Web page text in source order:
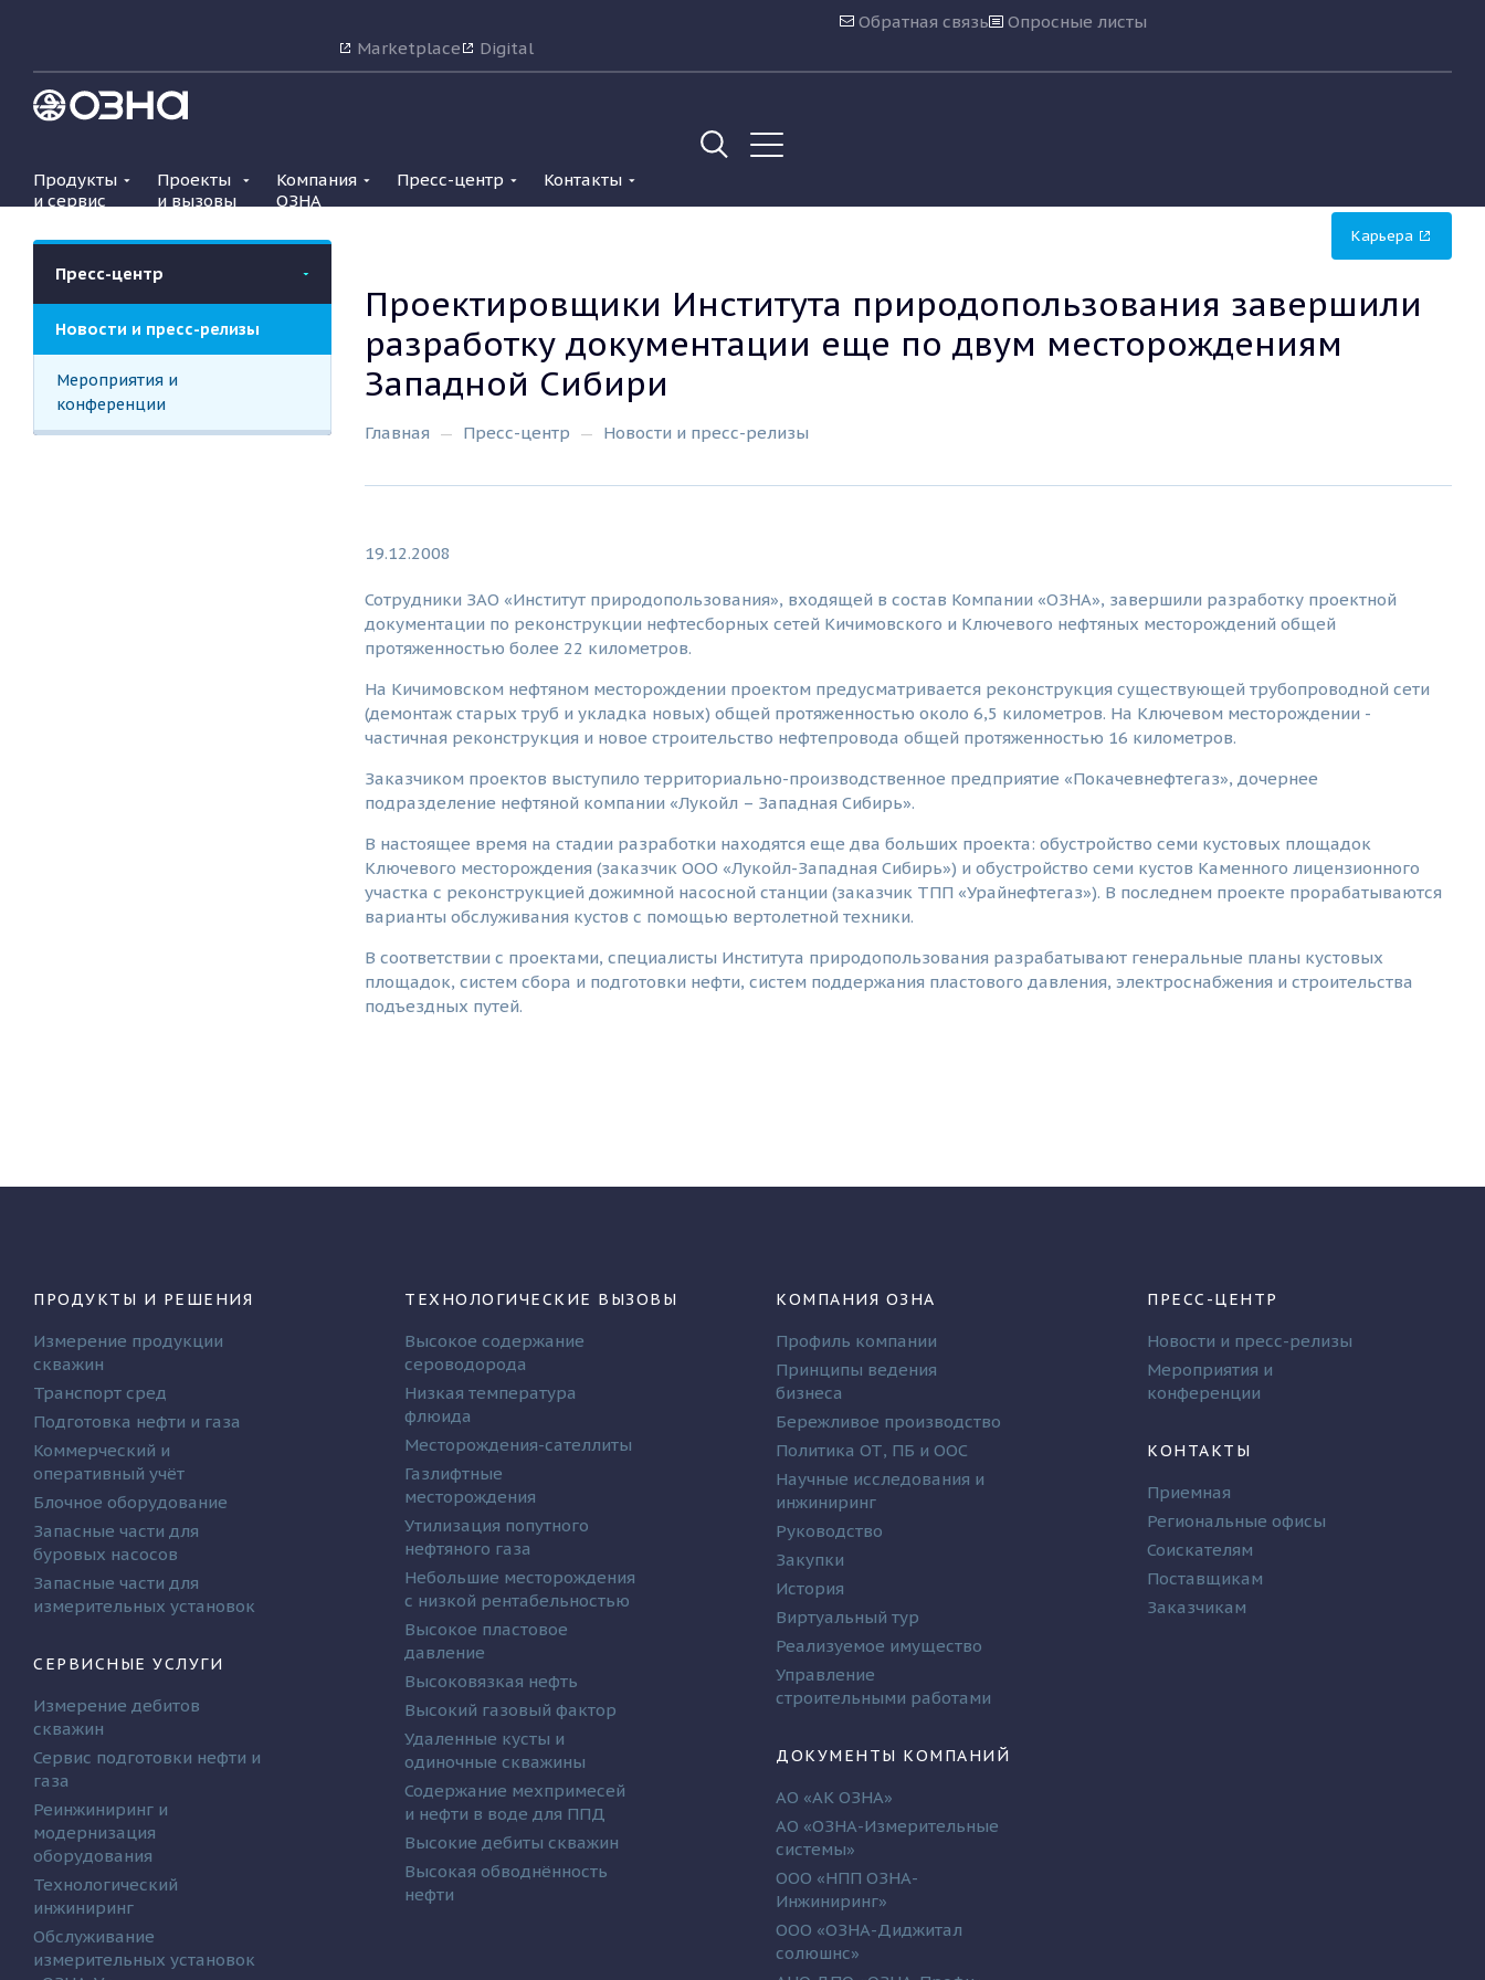
Обратная связь
Опросные листы
Marketplace
Digital
Продукты
и сервис
Проекты
и вызовы
Компания
ОЗНА
Пресс-центр Контакты
Карьера
Пресс-центр
Новости и пресс-релизы
Мероприятия и
конференции
Проектировщики Института природопользования завершили
разработку документации еще по двум месторождениям
Западной Сибири
Главная Пресс-центр Новости и пресс-релизы
19.12.2008
Сотрудники ЗАО «Институт природопользования», входящей в состав Компании «ОЗНА», завершили разработку проектной
документации по реконструкции нефтесборных сетей Кичимовского и Ключевого нефтяных месторождений общей
протяженностью более 22 километров.
На Кичимовском нефтяном месторождении проектом предусматривается реконструкция существующей трубопроводной сети
(демонтаж старых труб и укладка новых) общей протяженностью около 6,5 километров. На Ключевом месторождении -
частичная реконструкция и новое строительство нефтепровода общей протяженностью 16 километров.
Заказчиком проектов выступило территориально-производственное предприятие «Покачевнефтегаз», дочернее
подразделение нефтяной компании «Лукойл – Западная Сибирь».
В настоящее время на стадии разработки находятся еще два больших проекта: обустройство семи кустовых площадок
Ключевого месторождения (заказчик ООО «Лукойл-Западная Сибирь») и обустройство семи кустов Каменного лицензионного
участка с реконструкцией дожимной насосной станции (заказчик ТПП «Урайнефтегаз»). В последнем проекте прорабатываются
варианты обслуживания кустов с помощью вертолетной техники.
В соответствии с проектами, специалисты Института природопользования разрабатывают генеральные планы кустовых
площадок, систем сбора и подготовки нефти, систем поддержания пластового давления, электроснабжения и строительства
подъездных путей.
ПРОДУКТЫ И РЕШЕНИЯ
Измерение продукции
скважин
Транспорт сред
Подготовка нефти и газа
Коммерческий и
оперативный учёт
Блочное оборудование
Запасные части для
буровых насосов
Запасные части для
измерительных установок
СЕРВИСНЫЕ УСЛУГИ
Измерение дебитов
скважин
Сервис подготовки нефти и
газа
Реинжиниринг и
модернизация
оборудования
Технологический
инжиниринг
Обслуживание
измерительных установок
ТЕХНОЛОГИЧЕСКИЕ ВЫЗОВЫ
Высокое содержание
сероводорода
Низкая температура
флюида
Месторождения-сателлиты
Газлифтные
месторождения
Утилизация попутного
нефтяного газа
Небольшие месторождения
с низкой рентабельностью
Высокое пластовое
давление
Высоковязкая нефть
Высокий газовый фактор
Удаленные кусты и
одиночные скважины
Содержание мехпримесей
и нефти в воде для ППД
Высокие дебиты скважин
Высокая обводнённость
нефти
КОМПАНИЯ ОЗНА
Профиль компании
Принципы ведения
бизнеса
Бережливое производство
Политика ОТ, ПБ и ООС
Научные исследования и
инжиниринг
Руководство
Закупки
История
Виртуальный тур
Реализуемое имущество
Управление
строительными работами
ДОКУМЕНТЫ КОМПАНИЙ
АО «АК ОЗНА»
АО «ОЗНА-Измерительные
системы»
ООО «НПП ОЗНА-
Инжиниринг»
ООО «ОЗНА-Диджитал
солюшнс»
ПРЕСС-ЦЕНТР
Новости и пресс-релизы
Мероприятия и
конференции
КОНТАКТЫ
Приемная
Региональные офисы
Соискателям
Поставщикам
Заказчикам